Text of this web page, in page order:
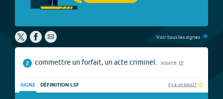
Voir tous les signes +
2 commettre un forfait, un acte criminel. source
SIGNE DÉFINITION LSF Il y a un souci ?